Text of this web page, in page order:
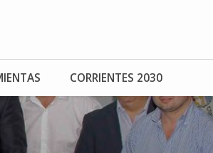
CORRIENTES 2030